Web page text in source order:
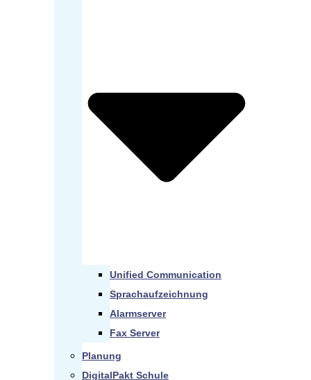
Unified Communication
Sprachaufzeichnung
Alarmserver
Fax Server
Planung
DigitalPakt Schule